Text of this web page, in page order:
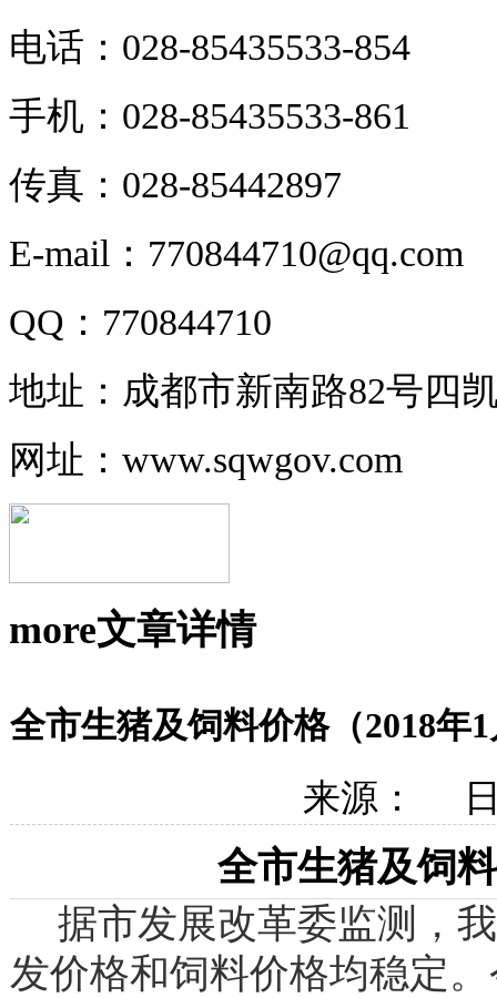
电话：028-85435533-854
手机：028-85435533-861
传真：028-85442897
E-mail：770844710@qq.com
QQ：770844710
地址：成都市新南路82号四
网址：www.sqwgov.com
more文章详情
全市生猪及饲料价格（2018年
来源： 日
全市生猪及饲
据市发展改革委监测， 我
发价格和饲料价格均稳定